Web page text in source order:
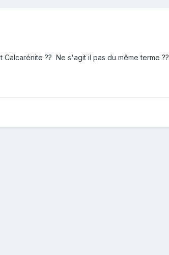
?? Ne s'agit il pas du même terme ??